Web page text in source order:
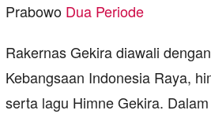
Prabowo Dua Periode
Rakernas Gekira diawali
Kebangsaan Indonesia Raya,
serta lagu Himne Gekira.